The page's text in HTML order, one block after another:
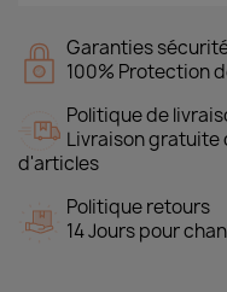
Garanties
100% Protection
Politique de
Livraison gratuite
d'articles
Politique retours
14 Jours pour